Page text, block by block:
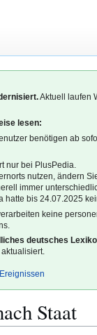
Aktuell laufen
lesen:
benötigen ab
nur bei PlusPedia.
nutzen, ändern
immer
bis 24.07.2025
keine
deutsches
Staat